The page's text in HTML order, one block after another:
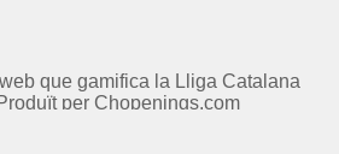
que gamifica la Lliga Catalana
per Chopenings.com